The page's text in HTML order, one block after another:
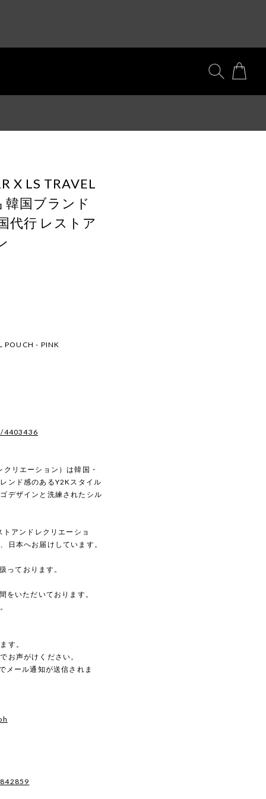
X LS TRAVEL
韓国ブランド
代行 レストア
POUCH - PINK
4403436
リエーション）は韓国・
ンド感のあるY2Kスタイル
デザインと洗練されたシル
アンドレクリエーショ
日本へお届けしています。
っております。
をいただいております。
す。
お声がけください。
メール通知が送信されま